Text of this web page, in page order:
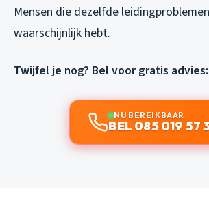
Mensen die dezelfde
waarschijnlijk hebt.
Twijfel je nog? Bel voor gratis advies:
NU BEREIKBAAR
BEL 085 019 57